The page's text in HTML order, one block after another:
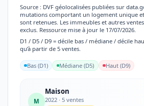
Source : DVF géolocalisées publiées sur
mutations comportant un logement unique
sont retenues. Les immeubles et autres
exclus. Ressource mise à jour le 17/07/2026.
D1 / D5 / D9 = décile bas / médiane / décile
qu’à partir de 5 ventes.
Bas (D1) Médiane (D5) Haut (D9)
M
Maison
2022 · 5 ventes